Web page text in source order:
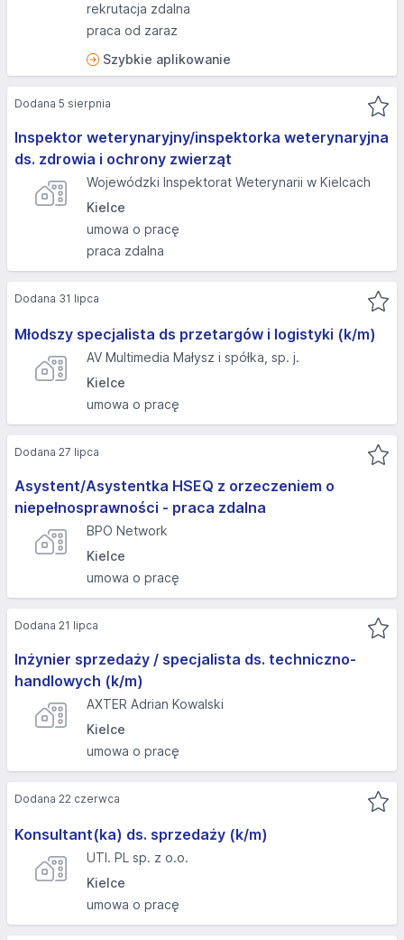
rekrutacja zdalna
praca od zaraz
Szybkie aplikowanie
Inspektor weterynaryjny/inspektorka weterynaryjna
ds. zdrowia i ochrony zwierząt
Wojewódzki Inspektorat Weterynarii w Kielcach
Kielce
umowa o pracę
praca zdalna
Dodana 5 sierpnia
Młodszy specjalista ds przetargów i logistyki (k/m)
AV Multimedia Małysz i spółka, sp. j.
Kielce
umowa o pracę
Dodana 31 lipca
Asystent/Asystentka HSEQ z orzeczeniem o
niepełnosprawności - praca zdalna
BPO Network
Kielce
umowa o pracę
Dodana 27 lipca
Inżynier sprzedaży / specjalista ds. techniczno-
handlowych (k/m)
AXTER Adrian Kowalski
Kielce
umowa o pracę
Dodana 21 lipca
Konsultant(ka) ds. sprzedaży (k/m)
UTI. PL sp. z o.o.
Kielce
umowa o pracę
Dodana 22 czerwca